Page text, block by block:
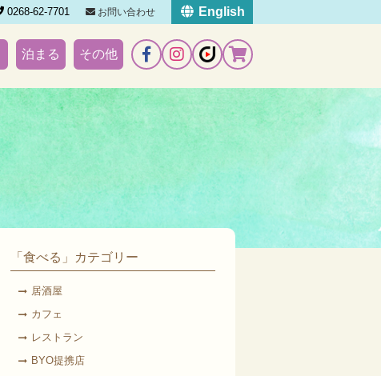
English
お問い合わせ
0268-62-7701
泊まる その他
「食べる」カテゴリー
居酒屋
カフェ
レストラン
BYO提携店